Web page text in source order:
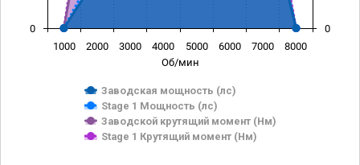
Об/мин
Заводская мощность (лс)
Stage 1 Мощность (лс)
Заводской крутящий момент (Нм)
Stage 1 Крутящий момент (Нм)
1000 2000 3000 4000 5000 6000 7000 8000
0 0